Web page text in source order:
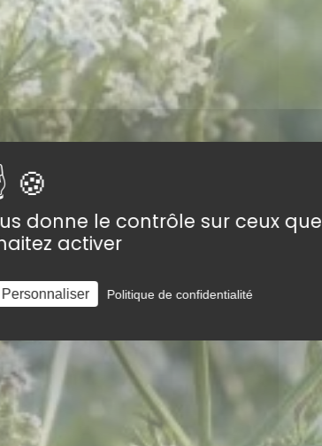
donne le contrôle sur ceux que
activer
Personnaliser Politique de confidentialité